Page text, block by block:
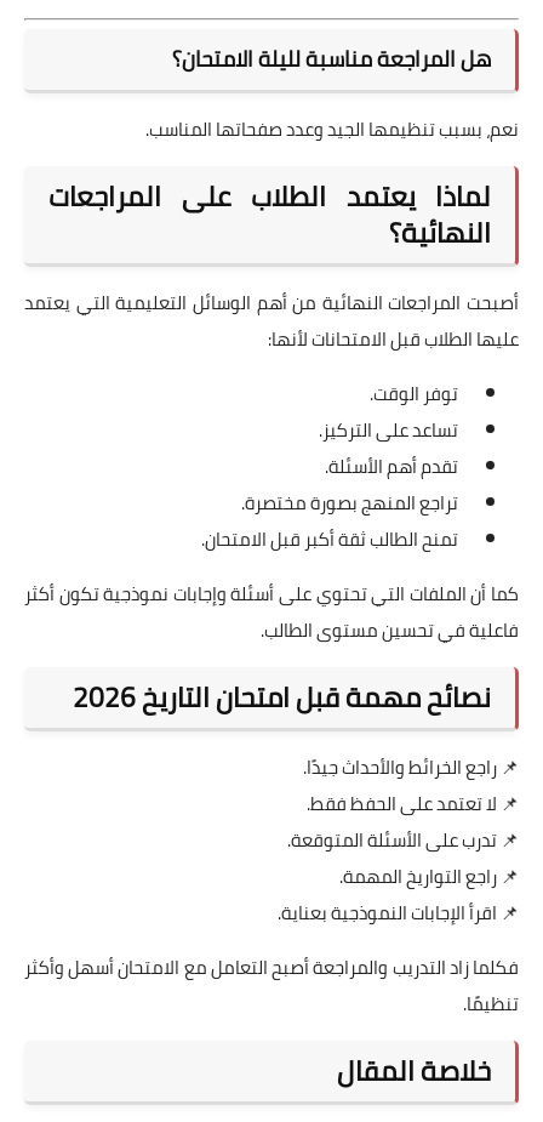
هل المراجعة مناسبة لليلة الامتحان؟
نعم، بسبب تنظيمها الجيد وعدد صفحاتها المناسب.
لماذا يعتمد الطلاب على المراجعات
النهائية؟
أصبحت المراجعات النهائية من أهم الوسائل التعليمية التي يعتمد
عليها الطلاب قبل الامتحانات لأنها:
توفر الوقت.
تساعد على التركيز.
تقدم أهم الأسئلة.
تراجع المنهج بصورة مختصرة.
تمنح الطالب ثقة أكبر قبل الامتحان.
كما أن الملفات التي تحتوي على أسئلة وإجابات نموذجية تكون أكثر
فاعلية في تحسين مستوى الطالب.
نصائح مهمة قبل امتحان التاريخ 2026
📌 راجع الخرائط والأحداث جيدًا.
📌 لا تعتمد على الحفظ فقط.
📌 تدرب على الأسئلة المتوقعة.
📌 راجع التواريخ المهمة.
📌 اقرأ الإجابات النموذجية بعناية.
فكلما زاد التدريب والمراجعة أصبح التعامل مع الامتحان أسهل وأكثر
تنظيمًا.
خلاصة المقال